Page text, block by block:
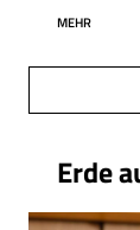
MEHR
Erde